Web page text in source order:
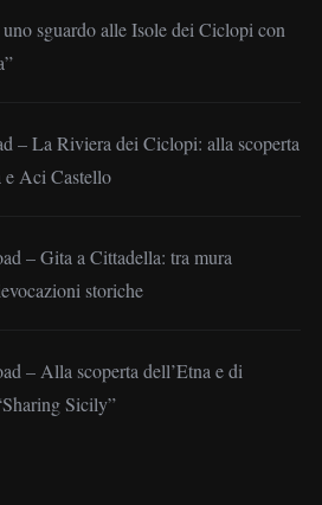
sguardo alle Isole dei Ciclopi con
– La Riviera dei Ciclopi: alla scoperta
Aci Castello
– Gita a Cittadella: tra mura
storiche
– Alla scoperta dell’Etna e di
Sicily”